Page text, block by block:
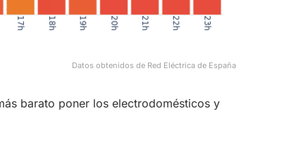
Datos obtenidos de Red Eléctrica de España
barato poner los electrodomésticos y